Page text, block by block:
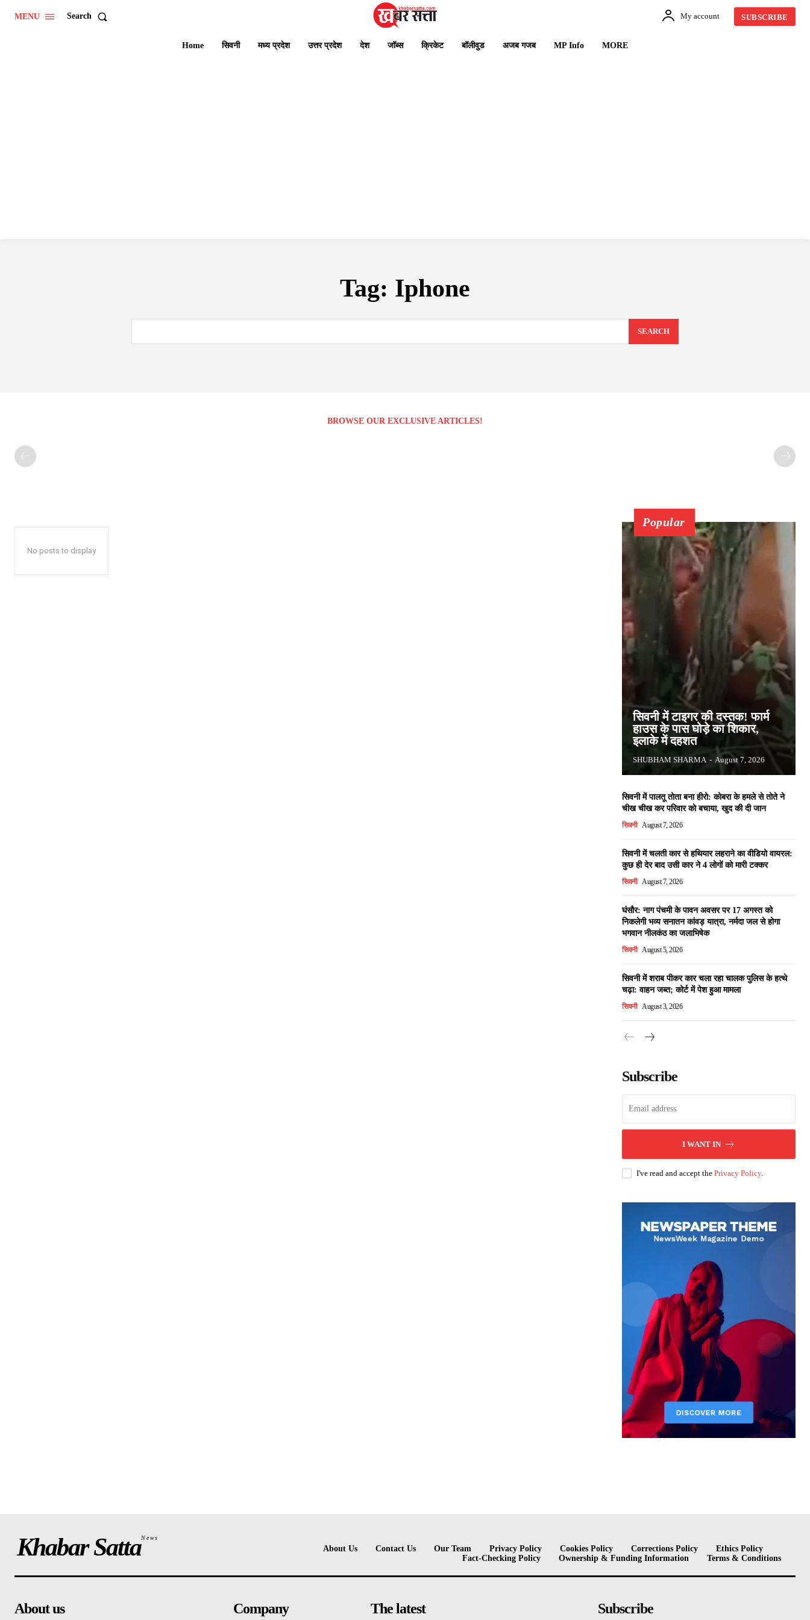
MENU Search My account SUBSCRIBE
Home सिवनी मध्य प्रदेश उत्तर प्रदेश देश जॉब्स क्रिकेट बॉलीवुड अजब गजब MP Info MORE
Tag: Iphone
SEARCH
BROWSE OUR EXCLUSIVE ARTICLES!
No posts to display
Popular
सिवनी में टाइगर की दस्तक! फार्म
हाउस के पास घोड़े का शिकार,
इलाके में दहशत
SHUBHAM SHARMA - August 7, 2026
सिवनी में पालतू तोता बना हीरो: कोबरा के हमले से तोते ने
चीख चीख कर परिवार को बचाया, खुद की दी जान
सिवनी August 7, 2026
सिवनी में चलती कार से हथियार लहराने का वीडियो वायरल:
कुछ ही देर बाद उसी कार ने 4 लोगों को मारी टक्कर
सिवनी August 7, 2026
घंसौर: नाग पंचमी के पावन अवसर पर 17 अगस्त को
निकलेगी भव्य सनातन कांवड़ यात्रा, नर्मदा जल से होगा
भगवान नीलकंठ का जलाभिषेक
सिवनी August 5, 2026
सिवनी में शराब पीकर कार चला रहा चालक पुलिस के हत्थे
चढ़ा: वाहन जब्त; कोर्ट में पेश हुआ मामला
सिवनी August 3, 2026
Subscribe
I WANT IN
I've read and accept the Privacy Policy.
Khabar SattaNews
About Us Contact Us Our Team Privacy Policy Cookies Policy Corrections Policy
Ethics Policy
Fact-Checking Policy
Ownership & Funding Information Terms & Conditions
About us Company The latest Subscribe